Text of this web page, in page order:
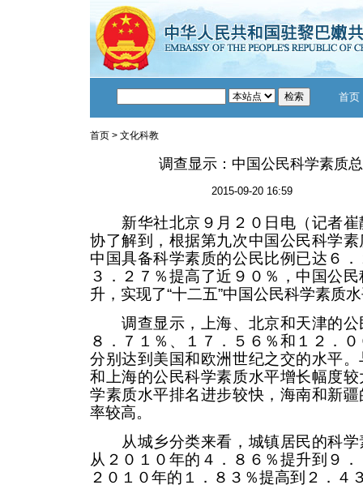
首页
首页 > 文化科教
调查显示：中国公民科学素质
2015-09-20 16:59
新华社北京９月２０日电（记者崔
协了解到，根据第九次中国公民科学
中国具备科学素质的公民比例已达６
３．２７％提高了近９０％，中国公
升，实现了“十二五”中国公民科学素质
调查显示，上海、北京和天津的公
８．７１％、１７．５６％和１２．
分别达到美国和欧洲世纪之交的水平
和上海的公民科学素质水平增长幅度
学素质水平排名进步较快，海南和新
率较高。
从城乡分类来看，城镇居民的科学
从２０１０年的４．８６％提升到９
２０１０年的１．８３％提高到２．４